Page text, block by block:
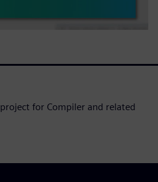
for Compiler and related